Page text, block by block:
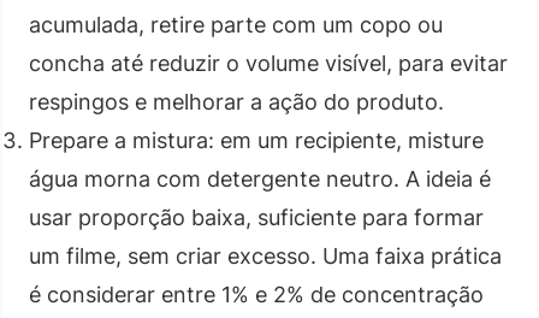
acumulada, retire parte com um copo ou
concha até reduzir o volume visível, para evitar
respingos e melhorar a ação do produto.
Prepare a mistura: em um recipiente, misture
água morna com detergente neutro. A ideia é
usar proporção baixa, suficiente para formar
um filme, sem criar excesso. Uma faixa prática
é considerar entre 1% e 2% de concentração